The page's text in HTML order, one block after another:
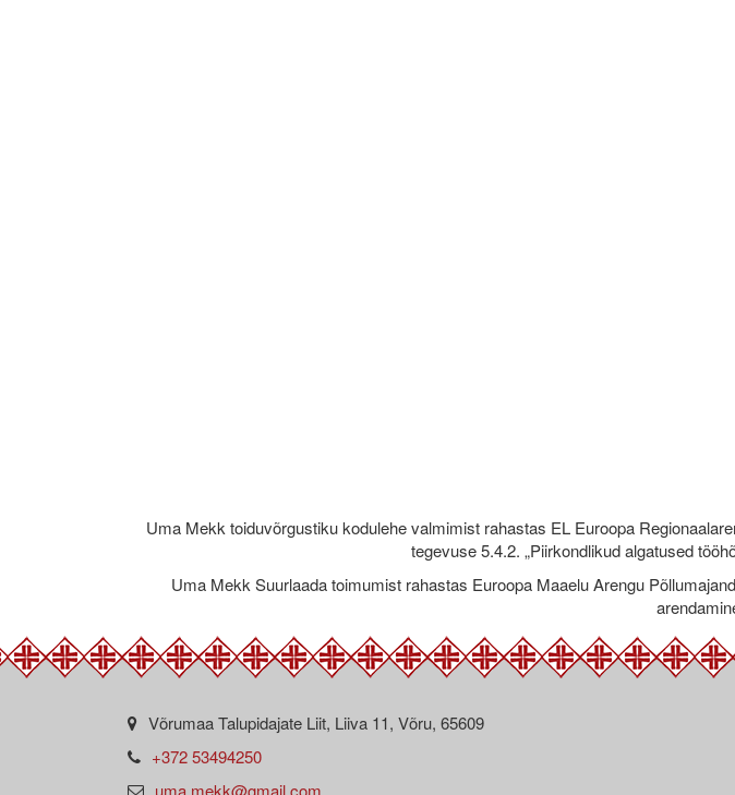
Uma Mekk toiduvõrgustiku kodulehe valmimist rahastas EL Euroopa
tegevuse 5.4.2. „Piirkondlikud algatused
Uma Mekk Suurlaada toimumist rahastas Euroopa Maaelu Arengu
Võrumaa Talupidajate Liit, Liiva 11, Võru, 65609
+372 53494250
uma.mekk@gmail.com